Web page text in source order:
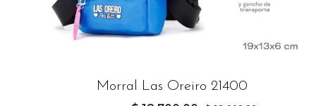
Morral Las Oreiro 21400